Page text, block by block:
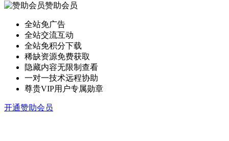
赞助会员
全站免广告
全站交流互动
全站免积分下载
稀缺资源免费获取
隐藏内容无限制查看
一对一技术远程协助
尊贵VIP用户专属勋章
开通赞助会员